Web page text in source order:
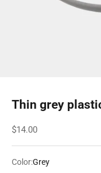
Thin grey
Sale price
$14.00
Color:Grey